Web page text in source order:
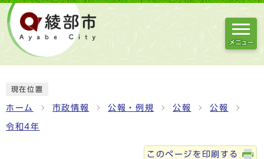
メニュー
現在位置
ホーム 市政情報 公報・例規 公報 公報
令和4年
このページを印刷する